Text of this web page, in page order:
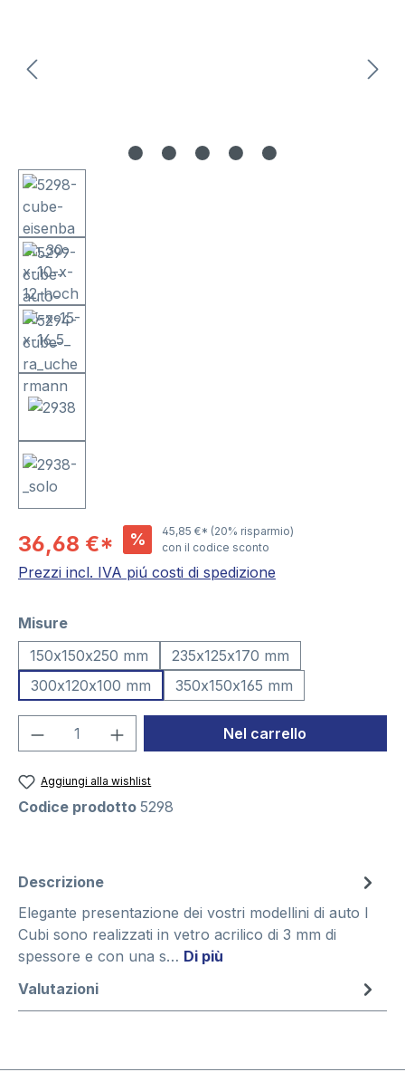
36,68 €* % 45,85 €* (20% risparmio)
con il codice sconto
Prezzi incl. IVA piú costi di spedizione
Seleziona
Misure
150x150x250 mm
235x125x170 mm
300x120x100 mm
350x150x165 mm
Quantità del prodotto: inserisci la
Nel carrello
Aggiungi alla wishlist
Codice prodotto 5298
Descrizione
Elegante presentazione dei vostri modellini di auto I
Cubi sono realizzati in vetro acrilico di 3 mm di
spessore e con una s… Di più
Valutazioni